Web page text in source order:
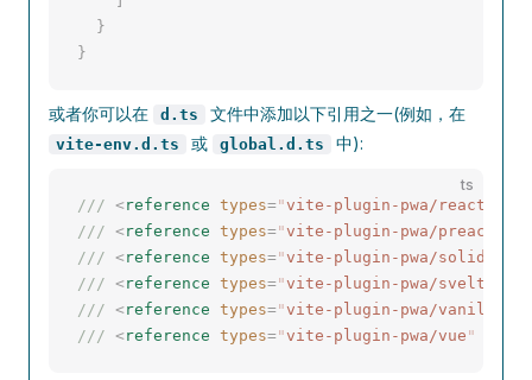
  }
}
或者你可以在 d.ts 文件中添加以下引用之一(例如，在
vite-env.d.ts 或 global.d.ts 中):
ts
/// <reference types="vite-plugin-pwa/react
/// <reference types="vite-plugin-pwa/preact
/// <reference types="vite-plugin-pwa/solid
/// <reference types="vite-plugin-pwa/svelte
/// <reference types="vite-plugin-pwa/vanillajs
/// <reference types="vite-plugin-pwa/vue "